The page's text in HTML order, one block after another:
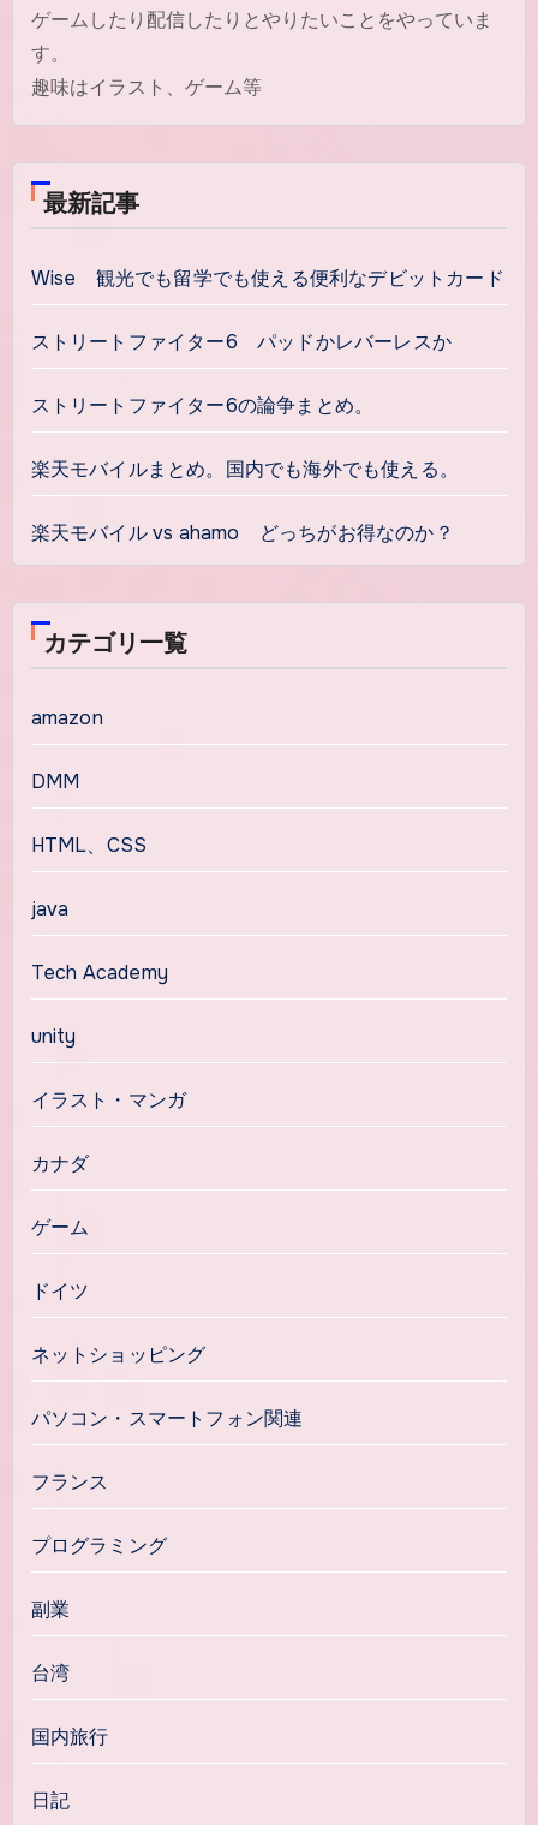
ゲームしたり配信したりとやりたいことをやっていま
す。
趣味はイラスト、ゲーム等
最新記事
Wise 観光でも留学でも使える便利なデビットカード
ストリートファイター6 パッドかレバーレスか
ストリートファイター6の論争まとめ。
楽天モバイルまとめ。国内でも海外でも使える。
楽天モバイル vs ahamo どっちがお得なのか？
カテゴリ一覧
amazon
DMM
HTML、CSS
java
Tech Academy
unity
イラスト・マンガ
カナダ
ゲーム
ドイツ
ネットショッピング
パソコン・スマートフォン関連
フランス
プログラミング
副業
台湾
国内旅行
日記